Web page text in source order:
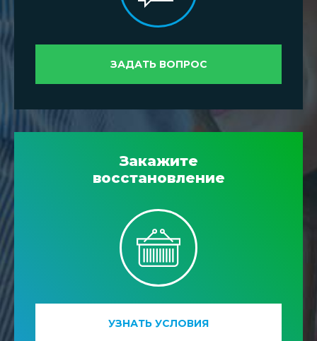
ЗАДАТЬ ВОПРОС
Закажите
восстановление
УЗНАТЬ УСЛОВИЯ